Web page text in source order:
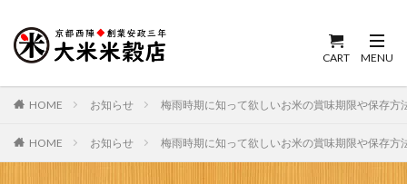
HOME お知らせ 梅雨時期に知って欲しいお米の賞味期限や保存方
HOME お知らせ 梅雨時期に知って欲しいお米の賞味期限や保存方